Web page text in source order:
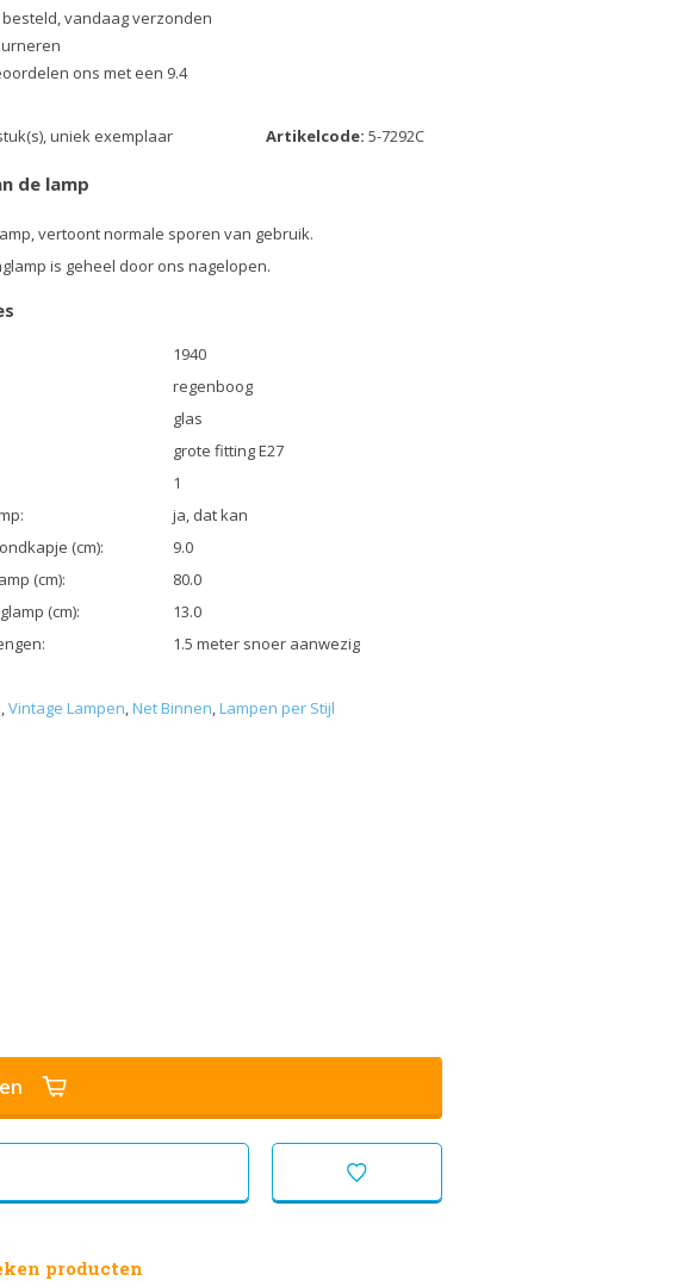
besteld, vandaag verzonden
ons met een 9.4
uniek exemplaar Artikelcode: 5-7292C
de lamp
vertoont normale sporen van gebruik.
is geheel door ons nagelopen.
1940
regenboog
glas
grote fitting E27
1
ja, dat kan
(cm):
9.0
(cm):
80.0
(cm):
13.0
1.5 meter snoer aanwezig
,Vintage Lampen,Net Binnen,Lampen per Stijl
producten